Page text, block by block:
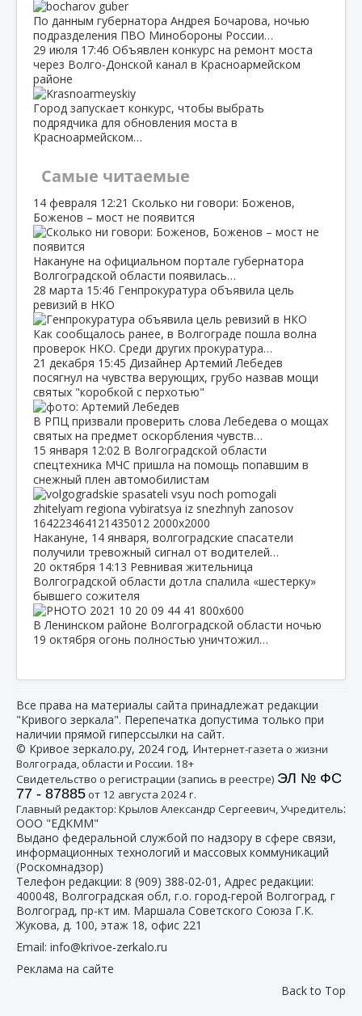
По данным губернатора Андрея Бочарова, ночью
подразделения ПВО Минобороны России…
29 июля 17:46 Объявлен конкурс на ремонт моста
через Волго‑Донской канал в Красноармейском
районе
Город запускает конкурс, чтобы выбрать
подрядчика для обновления моста в
Красноармейском…
Самые читаемые
14 февраля 12:21 Сколько ни говори: Боженов,
Боженов – мост не появится
Накануне на официальном портале губернатора
Волгоградской области появилась…
28 марта 15:46 Генпрокуратура объявила цель
ревизий в НКО
Как сообщалось ранее, в Волгограде пошла волна
проверок НКО. Среди других прокуратура…
21 декабря 15:45 Дизайнер Артемий Лебедев
посягнул на чувства верующих, грубо назвав мощи
святых "коробкой с перхотью"
В РПЦ призвали проверить слова Лебедева о мощах
святых на предмет оскорбления чувств…
15 января 12:02 В Волгоградской области
спецтехника МЧС пришла на помощь попавшим в
снежный плен автомобилистам
Накануне, 14 января, волгоградские спасатели
получили тревожный сигнал от водителей…
20 октября 14:13 Ревнивая жительница
Волгоградской области дотла спалила «шестерку»
бывшего сожителя
В Ленинском районе Волгоградской области ночью
19 октября огонь полностью уничтожил…
Все права на материалы сайта принадлежат редакции
"Кривого зеркала". Перепечатка допустима только при
наличии прямой гиперссылки на сайт.
© Кривое зеркало.ру, 2024 год, Интернет-газета о жизни
Волгограда, области и России. 18+
Свидетельство о регистрации (запись в реестре) ЭЛ № ФС
77 - 87885от 12 августа 2024 г.
Главный редактор: Крылов Александр Сергеевич, Учредитель:
ООО "ЕДКММ"
Выдано федеральной службой по надзору в сфере связи,
информационных технологий и массовых коммуникаций
(Роскомнадзор)
Телефон редакции: 8 (909) 388-02-01 , Адрес редакции:
400048, Волгоградская обл, г.о. город-герой Волгоград, г
Волгоград, пр-кт им. Маршала Советского Союза Г.К.
Жукова, д. 100, этаж 18, офис 221
Email: info@krivoe-zerkalo.ru
Реклама на сайте
Back to Top